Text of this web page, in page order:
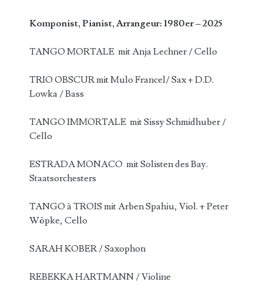
Komponist, Pianist, Arrangeur: 1980er – 2025
TANGO MORTALE mit Anja Lechner / Cello
TRIO OBSCUR mit Mulo Francel/ Sax + D.D.
Lowka / Bass
TANGO IMMORTALE mit Sissy Schmidhuber /
Cello
ESTRADA MONACO mit Solisten des Bay.
Staatsorchesters
TANGO à TROIS mit Arben Spahiu, Viol. + Peter
Wöpke, Cello
SARAH KOBER / Saxophon
REBEKKA HARTMANN / Violine